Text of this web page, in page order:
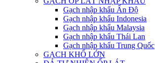
Gạch nhập khẩu Ấn Độ
Gạch nhập khẩu Indonesia
Gạch nhập khẩu Malaysia
Gạch nhập khẩu Thái Lan
Gạch nhập khẩu Trung Quốc
GẠCH KHỔ LỚN